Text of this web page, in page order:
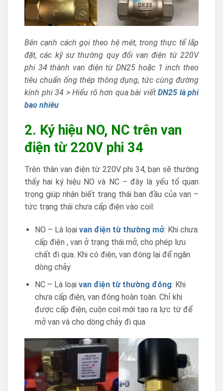
Bên cạnh cách gọi theo hệ mét, trong thực tế lắp
đặt, các kỹ sư thường quy đổi van điện từ 220V
phi 34 thành van điện từ DN25 hoặc 1 inch theo
tiêu chuẩn ống thép thông dụng, tức cùng đường
kính phi 34 > Hiểu rõ hơn qua bài viết DN25 là phi
bao nhiêu
2. Ký hiệu NO, NC trên van
điện từ 220V phi 34
Trên thân van điện từ 220V phi 34, bạn sẽ thường
thấy hai ký hiệu NO và NC – đây là yếu tố quan
trọng giúp nhận biết trạng thái ban đầu của van –
tức trạng thái chưa cấp điện vào coil:
NO – Là loại van điện từ thường mở: Khi chưa
cấp điện , van ở trạng thái mở, cho phép lưu
chất đi qua. Khi có điện, van đóng lại để ngăn
dòng chảy
NC – Là loại van điện từ thường đóng: Khi
chưa cấp điện, van đóng hoàn toàn. Chỉ khi
được cấp điện, cuộn coil mới tạo ra lực từ để
mở van và cho dòng chảy đi qua